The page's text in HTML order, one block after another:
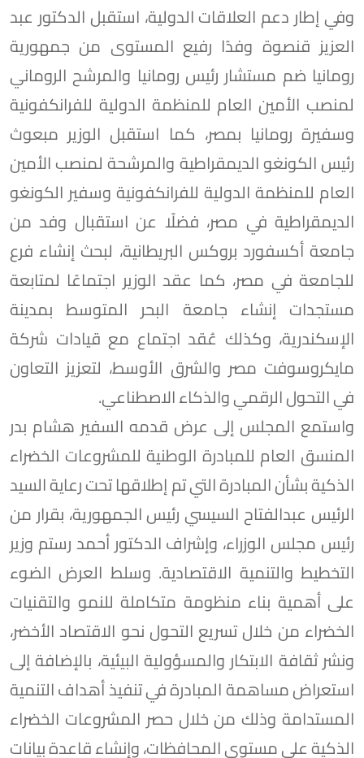
وفي إطار دعم العلاقات الدولية، استقبل الدكتور عبد
العزيز قنصوة وفدًا رفيع المستوى من جمهورية
رومانيا ضم مستشار رئيس رومانيا والمرشح الروماني
لمنصب الأمين العام للمنظمة الدولية للفرانكفونية
وسفيرة رومانيا بمصر، كما استقبل الوزير مبعوث
رئيس الكونغو الديمقراطية والمرشحة لمنصب الأمين
العام للمنظمة الدولية للفرانكفونية وسفير الكونغو
الديمقراطية في مصر، فضلًا عن استقبال وفد من
جامعة أكسفورد بروكس البريطانية، لبحث إنشاء فرع
للجامعة في مصر، كما عقد الوزير اجتماعًا لمتابعة
مستجدات إنشاء جامعة البحر المتوسط بمدينة
الإسكندرية، وكذلك عُقد اجتماع مع قيادات شركة
مايكروسوفت مصر والشرق الأوسط، لتعزيز التعاون
في التحول الرقمي والذكاء الاصطناعي.
واستمع المجلس إلى عرض قدمه السفير هشام بدر
المنسق العام للمبادرة الوطنية للمشروعات الخضراء
الذكية بشأن المبادرة التي تم إطلاقها تحت رعاية السيد
الرئيس عبدالفتاح السيسي رئيس الجمهورية، بقرار من
رئيس مجلس الوزراء، وإشراف الدكتور أحمد رستم وزير
التخطيط والتنمية الاقتصادية. وسلط العرض الضوء
على أهمية بناء منظومة متكاملة للنمو والتقنيات
الخضراء من خلال تسريع التحول نحو الاقتصاد الأخضر،
ونشر ثقافة الابتكار والمسؤولية البيئية، بالإضافة إلى
استعراض مساهمة المبادرة في تنفيذ أهداف التنمية
المستدامة وذلك من خلال حصر المشروعات الخضراء
الذكية على مستوى المحافظات، وإنشاء قاعدة بيانات